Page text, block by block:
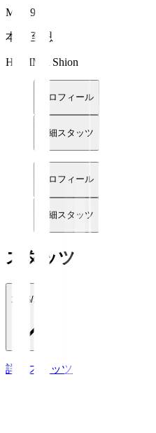
MF 19
本間 至恩
HOMMA Shion
プロフィール
詳細スタッツ
プロフィール
詳細スタッツ
スタッツ
2026/27
詳細スタッツ